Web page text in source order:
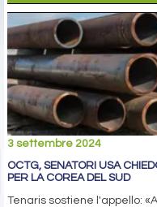
3 settembre 2024
OCTG, SENATORI USA
PER LA COREA DEL SUD
Tenaris sostiene l'appello: